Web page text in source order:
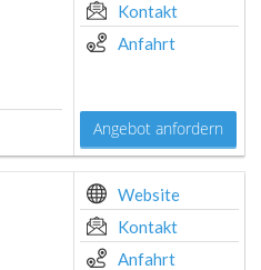
Kontakt
Anfahrt
Angebot anfordern
Website
Kontakt
Anfahrt